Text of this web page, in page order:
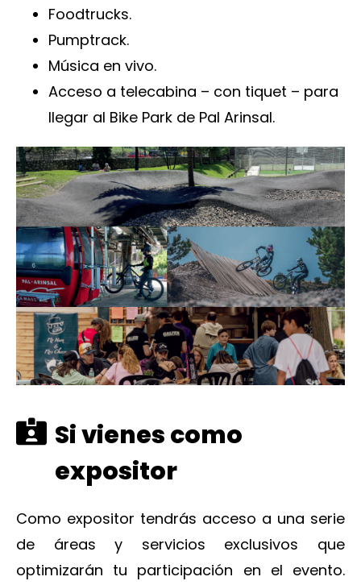
Foodtrucks.
Pumptrack.
Música en vivo.
Acceso a telecabina – con tiquet – para
llegar al Bike Park de Pal Arinsal.
Si vienes como
expositor
Como expositor tendrás acceso a una serie
de áreas y servicios exclusivos que
optimizarán tu participación en el evento.